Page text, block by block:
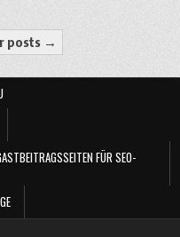
posts →
FÜR SEO-